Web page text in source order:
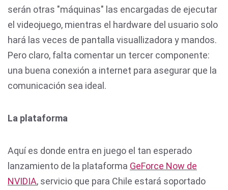
serán otras "máquinas" las encargadas de ejecutar
el videojuego, mientras el hardware del usuario solo
hará las veces de pantalla visuallizadora y mandos.
Pero claro, falta comentar un tercer componente:
una buena conexión a internet para asegurar que la
comunicación sea ideal.
La plataforma
Aquí es donde entra en juego el tan esperado
lanzamiento de la plataforma GeForce Now de
NVIDIA, servicio que para Chile estará soportado